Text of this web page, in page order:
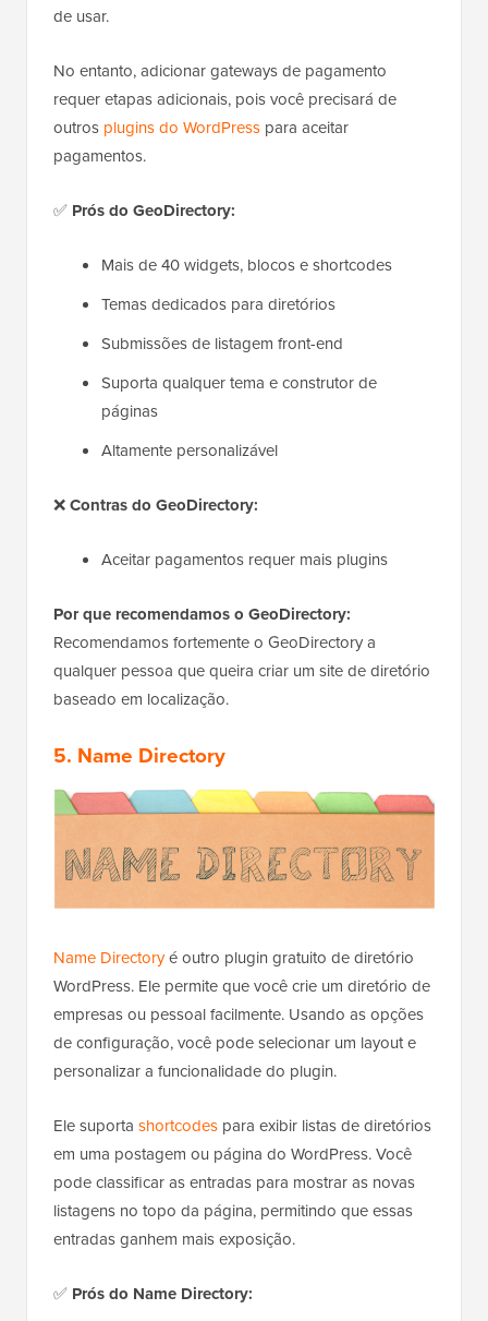
de usar.
No entanto, adicionar gateways de pagamento
requer etapas adicionais, pois você precisará de
outros plugins do WordPress para aceitar
pagamentos.
✅ Prós do GeoDirectory:
Mais de 40 widgets, blocos e shortcodes
Temas dedicados para diretórios
Submissões de listagem front-end
Suporta qualquer tema e construtor de
páginas
Altamente personalizável
❌Contras do GeoDirectory:
Aceitar pagamentos requer mais plugins
Por que recomendamos o GeoDirectory:
Recomendamos fortemente o GeoDirectory a
qualquer pessoa que queira criar um site de diretório
baseado em localização.
5. Name Directory
Name Directoryé outro plugin gratuito de diretório
WordPress. Ele permite que você crie um diretório de
empresas ou pessoal facilmente. Usando as opções
de configuração, você pode selecionar um layout e
personalizar a funcionalidade do plugin.
Ele suporta shortcodes para exibir listas de diretórios
em uma postagem ou página do WordPress. Você
pode classificar as entradas para mostrar as novas
listagens no topo da página, permitindo que essas
entradas ganhem mais exposição.
✅ Prós do Name Directory: